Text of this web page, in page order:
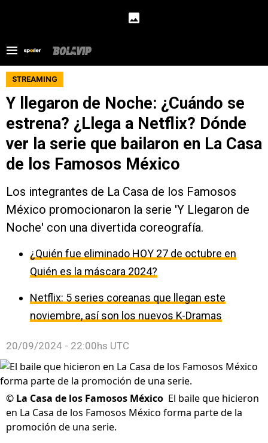
STREAMING
Y llegaron de Noche: ¿Cuándo se
estrena? ¿Llega a Netflix? Dónde
ver la serie que bailaron en La Casa
de los Famosos México
Los integrantes de La Casa de los Famosos
México promocionaron la serie 'Y Llegaron de
Noche' con una divertida coreografía.
¿Quién fue eliminado HOY 27 de octubre en
Quién es la máscara 2024?
Netflix: 5 series coreanas que llegan este
noviembre, así son los nuevos K-Dramas
20/09/2024 - 22:00hs UTC
© La Casa de los Famosos México El baile que hicieron
en La Casa de los Famosos México forma parte de la
promoción de una serie.